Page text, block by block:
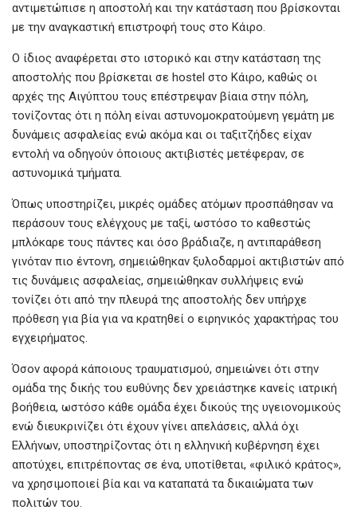
αντιμετώπισε η αποστολή και την κατάσταση που βρίσκονται
με την αναγκαστική επιστροφή τους στο Κάιρο.
Ο ίδιος αναφέρεται στο ιστορικό και στην κατάσταση της
αποστολής που βρίσκεται σε hostel στο Κάιρο, καθώς οι
αρχές της Αιγύπτου τους επέστρεψαν βίαια στην πόλη,
τονίζοντας ότι η πόλη είναι αστυνομοκρατούμενη γεμάτη με
δυνάμεις ασφαλείας ενώ ακόμα και οι ταξιτζήδες είχαν
εντολή να οδηγούν όποιους ακτιβιστές μετέφεραν, σε
αστυνομικά τμήματα.
Όπως υποστηρίζει, μικρές ομάδες ατόμων προσπάθησαν να
περάσουν τους ελέγχους με ταξί, ωστόσο το καθεστώς
μπλόκαρε τους πάντες και όσο βράδιαζε, η αντιπαράθεση
γινόταν πιο έντονη, σημειώθηκαν ξυλοδαρμοί ακτιβιστών από
τις δυνάμεις ασφαλείας, σημειώθηκαν συλλήψεις ενώ
τονίζει ότι από την πλευρά της αποστολής δεν υπήρχε
πρόθεση για βία για να κρατηθεί ο ειρηνικός χαρακτήρας του
εγχειρήματος.
Όσον αφορά κάποιους τραυματισμού, σημειώνει ότι στην
ομάδα της δικής του ευθύνης δεν χρειάστηκε κανείς ιατρική
βοήθεια, ωστόσο κάθε ομάδα έχει δικούς της υγειονομικούς
ενώ διευκρινίζει ότι έχουν γίνει απελάσεις, αλλά όχι
Ελλήνων, υποστηρίζοντας ότι η ελληνική κυβέρνηση έχει
αποτύχει, επιτρέποντας σε ένα, υποτίθεται, «φιλικό κράτος»,
να χρησιμοποιεί βία και να καταπατά τα δικαιώματα των
πολιτών του.